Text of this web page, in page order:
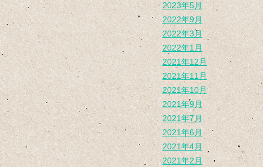
2023年5月
2022年9月
2022年3月
2022年1月
2021年12月
2021年11月
2021年10月
2021年9月
2021年7月
2021年6月
2021年4月
2021年2月